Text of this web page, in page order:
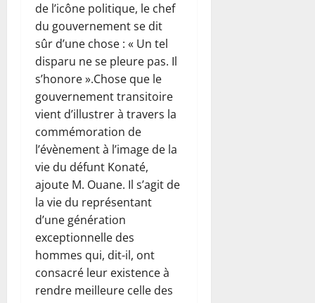
de l’icône politique, le chef
du gouvernement se dit
sûr d’une chose : « Un tel
disparu ne se pleure pas. Il
s’honore ».Chose que le
gouvernement transitoire
vient d’illustrer à travers la
commémoration de
l’évènement à l’image de la
vie du défunt Konaté,
ajoute M. Ouane. Il s’agit de
la vie du représentant
d’une génération
exceptionnelle des
hommes qui, dit-il, ont
consacré leur existence à
rendre meilleure celle des